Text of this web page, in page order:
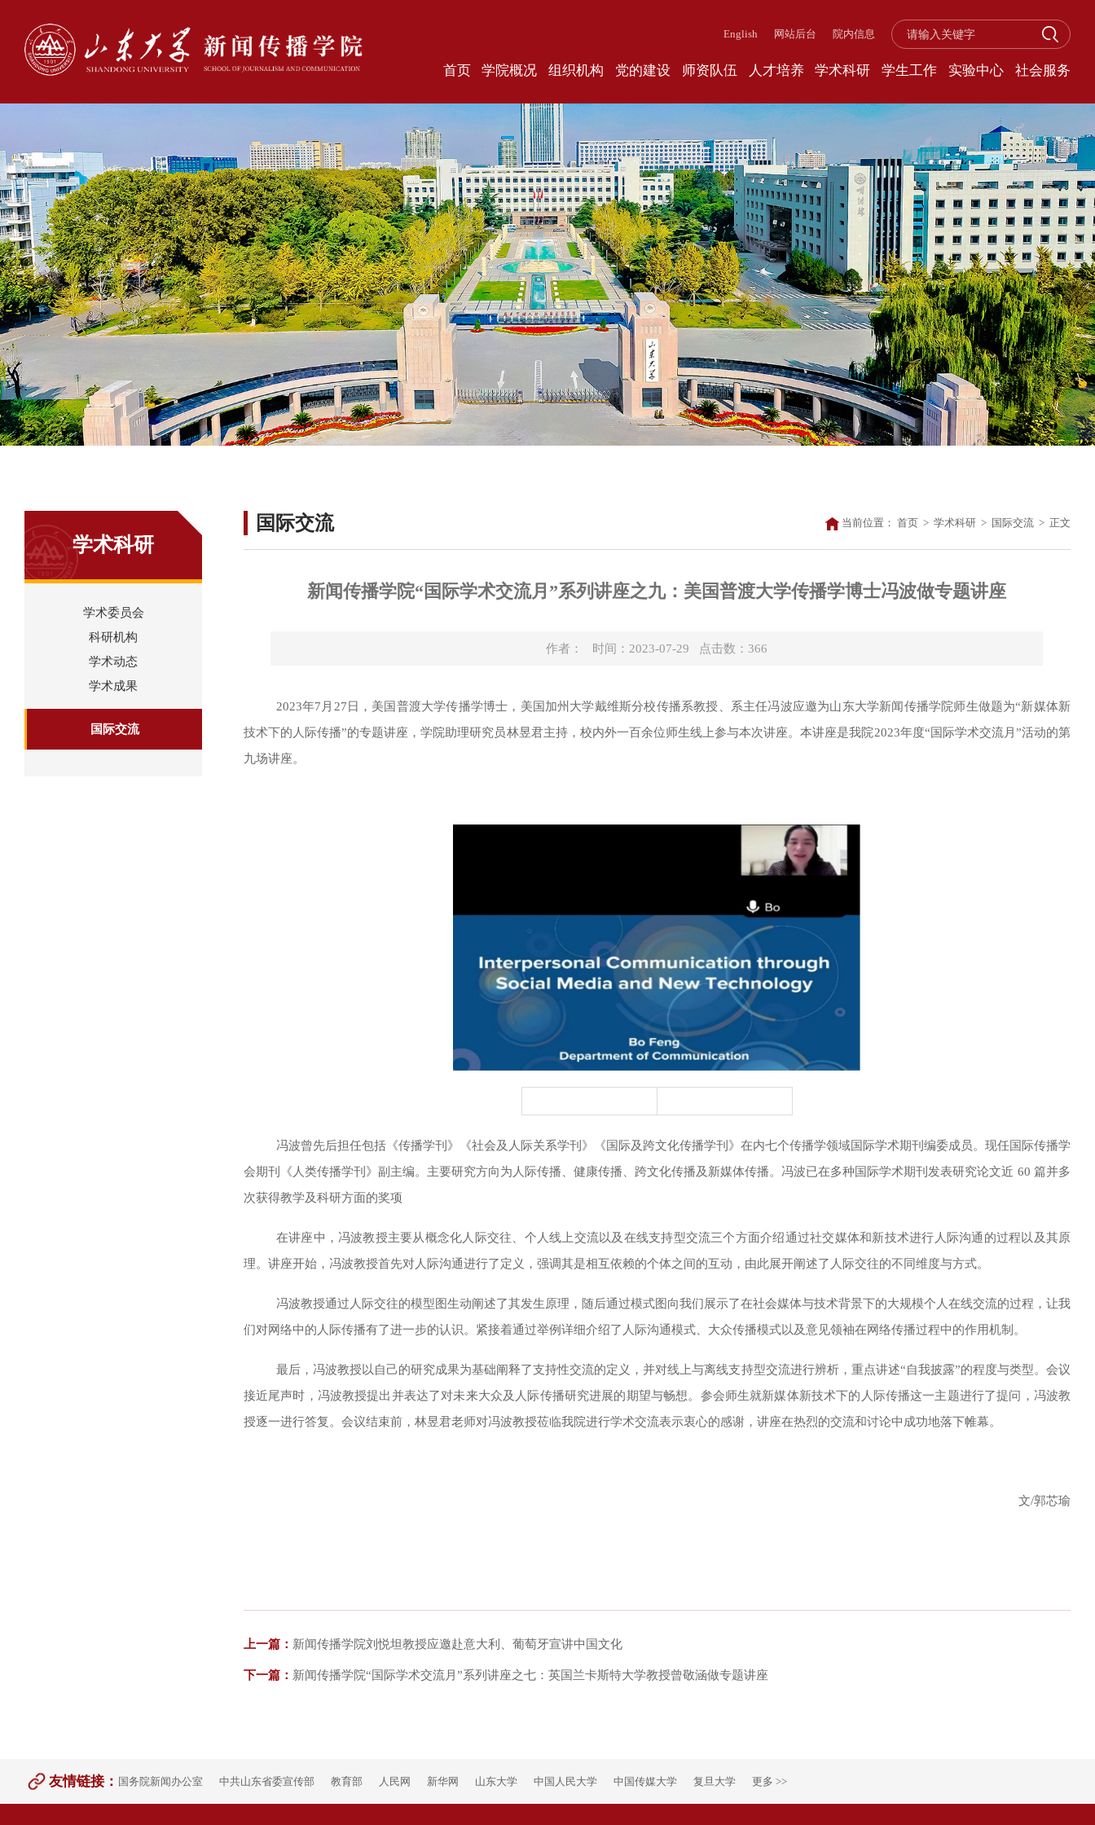
English 网站后台 院内信息
首页 学院概况 组织机构 党的建设 师资队伍 人才培养 学术科研 学生工作 实验中心 社会服务
学术科研
学术委员会
科研机构
学术动态
学术成果
国际交流
国际交流 当前位置： 首页 > 学术科研 > 国际交流 > 正文
新闻传播学院“国际学术交流月”系列讲座之九：美国普渡大学传播学博士冯波做专题讲座
作者： 时间：2023-07-29 点击数：366
2023年7月 27 日，美国普渡大学传播学博士 ， 美国加州大学戴维斯分校传播系教授 、 系主任冯波应邀为山东大学新闻传播学院师生做题为“新媒体新
技术下的人际传播”的专题讲座，学院助理研究员林昱君主持，校内外一百余位师生线上参与本次讲座。本讲座是我院2023年度“国际学术交流月”活动的第
九场讲座。
冯波曾先后担任包括《传播学刊》《社会及人际关系学刊》《国际及跨文化传播学刊》在内七个传播学领域国际学术期刊编委成员。现任国际传播学
会期刊《人类传播学刊》副主编。主要研究方向为人际传播、健康传播、跨文化传播及新媒体传播。冯波已在多种国际学术期刊发表研究论文近 60 篇并多
次获得教学及科研方面的奖项
在讲座中，冯波教授主要从概念化人际交往、个人线上交流以及在线支持型交流三个方面介绍通过社交媒体和新技术进行人际沟通的过程以及其原
理。讲座开始，冯波教授首先对人际沟通进行了定义，强调其是相互依赖的个体之间的互动，由此展开阐述了人际交往的不同维度与方式。
冯波教授通过人际交往的模型图生动阐述了其发生原理，随后通过模式图向我们展示了在社会媒体与技术背景下的大规模个人在线交流的过程，让我
们对网络中的人际传播有了进一步的认识。紧接着通过举例详细介绍了人际沟通模式、大众传播模式以及意见领袖在网络传播过程中的作用机制。
最后，冯波教授以自己的研究成果为基础阐释了支持性交流的定义，并对线上与离线支持型交流进行辨析，重点讲述“自我披露”的程度与类型。会议
接近尾声时，冯波教授提出并表达了对未来大众及人际传播研究进展的期望与畅想。参会师生就新媒体新技术下的人际传播这一主题进行了提问，冯波教
授逐一进行答复。会议结束前， 林昱君老师对冯波教授莅临我院进行学术交流表示衷心的感谢，讲座在热烈的交流和讨论中成功地落下帷幕。
文/郭芯瑜
上一篇： 新闻传播学院刘悦坦教授应邀赴意大利、葡萄牙宣讲中国文化
下一篇： 新闻传播学院“国际学术交流月”系列讲座之七：英国兰卡斯特大学教授曾敬涵做专题讲座
友情链接： 国务院新闻办公室 中共山东省委宣传部 教育部 人民网 新华网 山东大学 中国人民大学 中国传媒大学 复旦大学 更多 >>